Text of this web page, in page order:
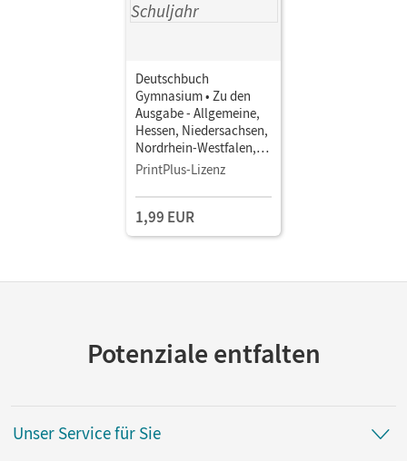
Deutschbuch
Gymnasium • Zu den
Ausgabe - Allgemeine,
Hessen, Niedersachsen,
Nordrhein-Westfalen,
Rheinland-Pfalz · 5.-10.
Orientierungswissen •
Schulbuch als E-Book
PrintPlus-Lizenz
1,99 EUR
Potenziale entfalten
Unser Service für Sie